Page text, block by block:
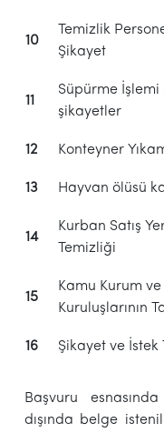
10
Temizlik
Şikayet
11
Süpürme
şikayetler
12 Konteyner
13 Hayvan ölüsü
14
Kurban Satış
Temizliği
15
Kamu Kurum ve
Kuruluşlarının
16 Şikayet ve İstek
Başvuru
dışında belge